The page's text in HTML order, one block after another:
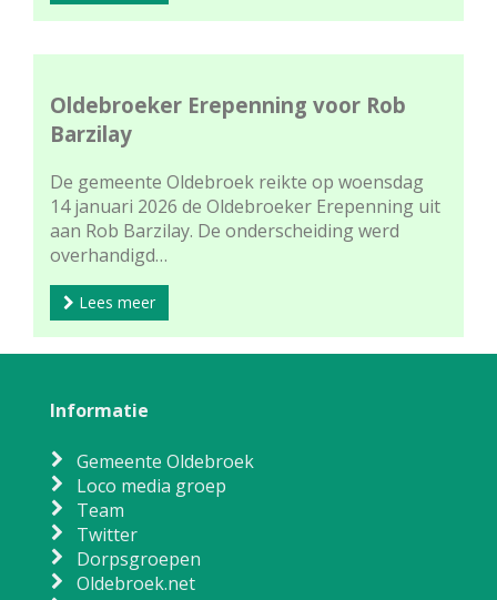
Oldebroeker Erepenning voor Rob
Barzilay
De gemeente Oldebroek reikte op woensdag
14 januari 2026 de Oldebroeker Erepenning uit
aan Rob Barzilay. De onderscheiding werd
overhandigd…
Lees meer
Informatie
Gemeente Oldebroek
Loco media groep
Team
Twitter
Dorpsgroepen
Oldebroek.net